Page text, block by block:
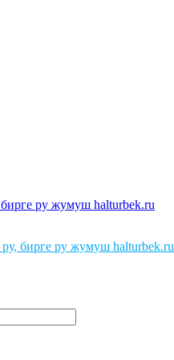
бирге ру жумуш halturbek.ru